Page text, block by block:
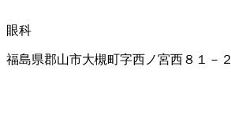
眼科
福島県郡山市大槻町字西ノ宮西８１－２